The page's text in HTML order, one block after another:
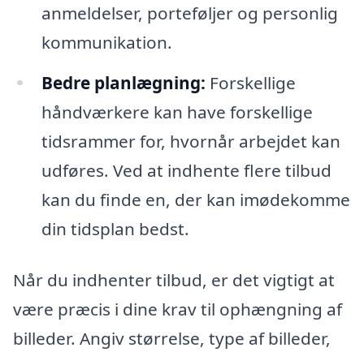
anmeldelser, porteføljer og personlig
kommunikation.
Bedre planlægning: Forskellige
håndværkere kan have forskellige
tidsrammer for, hvornår arbejdet kan
udføres. Ved at indhente flere tilbud
kan du finde en, der kan imødekomme
din tidsplan bedst.
Når du indhenter tilbud, er det vigtigt at
være præcis i dine krav til ophængning af
billeder. Angiv størrelse, type af billeder,